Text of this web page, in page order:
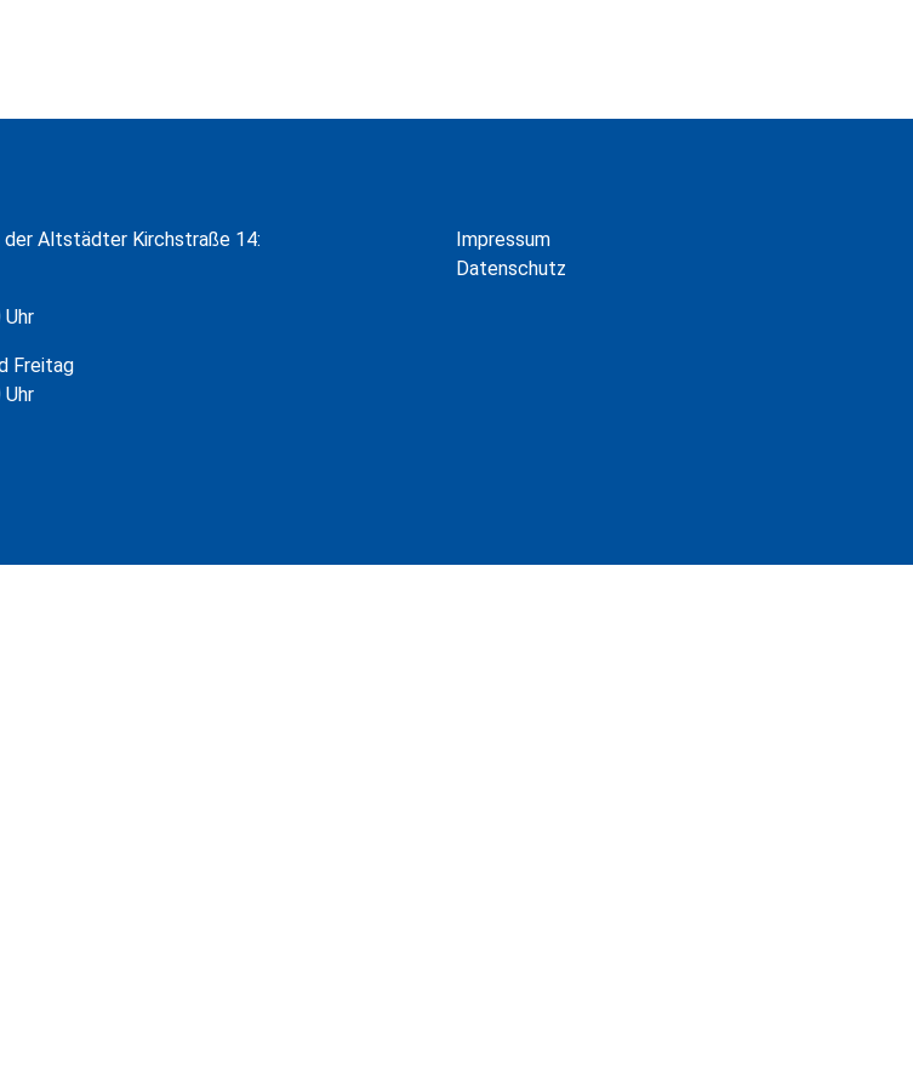
der Altstädter Kirchstraße 14:
Uhr
Freitag
Uhr
Impressum
Datenschutz